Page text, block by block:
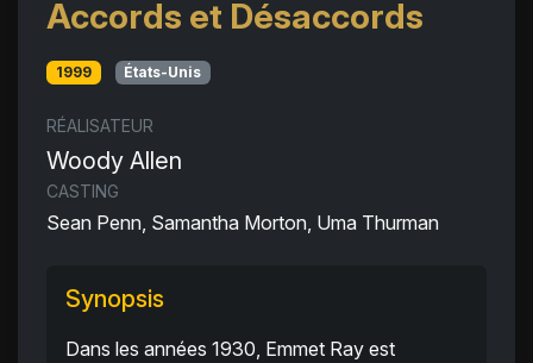
Accords et Désaccords
1999 États-Unis
RÉALISATEUR
Woody Allen
CASTING
Sean Penn, Samantha Morton, Uma Thurman
Synopsis
Dans les années 1930, Emmet Ray est